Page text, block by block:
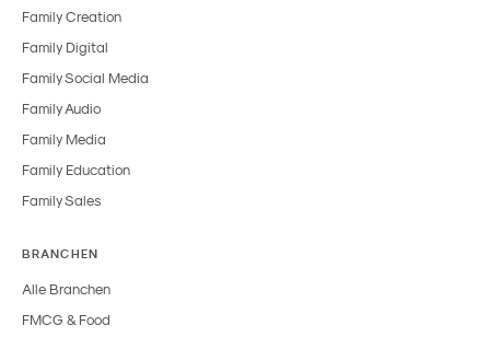
Family Creation
Family Digital
Family Social Media
Family Audio
Family Media
Family Education
Family Sales
BRANCHEN
Alle Branchen
FMCG & Food